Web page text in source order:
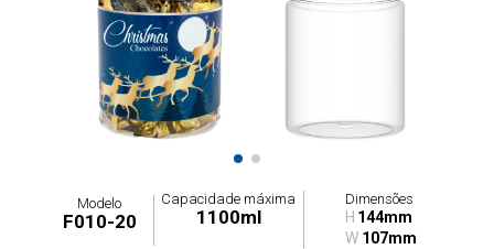
Modelo
F010-20
Capacidade máxima
1100ml
Dimensões
H 144mm
W 107mm